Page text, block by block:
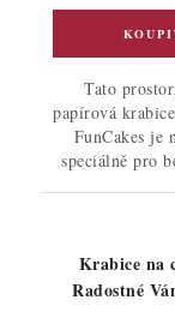
Tato
papírová
FunCakes je
speciálně pro
Krabice na
Radostné